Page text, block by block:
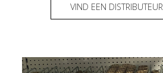
VIND EEN DISTRIBUTEUR